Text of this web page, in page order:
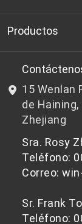
Quienes
I+D
Noticias y
política de
Productos
Chips de
Chips de
15 Wenlan
de
Zhejiang
Sra. Rosy
Teléfono:
Correo:
Sr. Frank
Teléfono: